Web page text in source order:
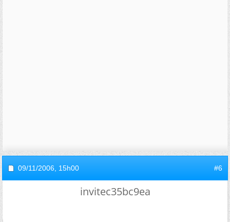
09/11/2006, 15h00 #6
invitec35bc9ea